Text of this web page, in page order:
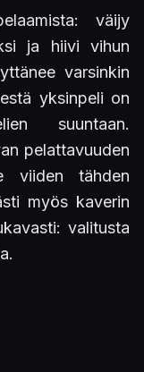
väijy
ja hiivi vihun
varsinkin
yksinpeli on
suuntaan.
pelattavuuden
viiden tähden
myös kaverin
valitusta